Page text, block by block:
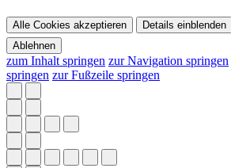
Alle Cookies akzeptieren Details einblenden
Ablehnen
zum Inhalt springen zur Navigation springen
springen zur Fußzeile springen